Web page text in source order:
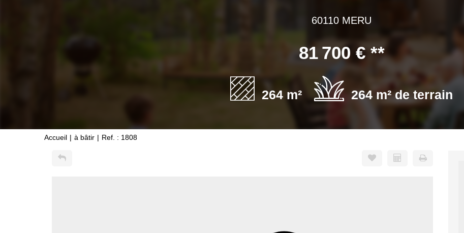
60110 MERU
81 700 €**
264 m² 264 m² de terrain
Accueil à bâtir Ref. : 1808